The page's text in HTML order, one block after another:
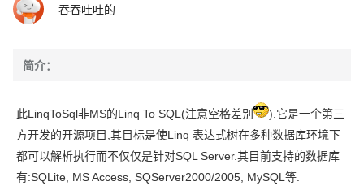
吞吞吐吐的
简介：
此LinqToSql非MS的Linq To SQL(注意空格差别
).它是一个第三
方开发的开源项目,其目标是使Linq 表达式树在多种数据库环境下
都可以解析执行而不仅仅是针对SQL Server.其目前支持的数据库
有:SQLite, MS Access, SQServer2000/2005, MySQL等.